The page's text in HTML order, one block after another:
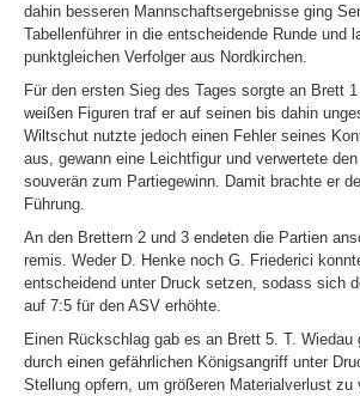
dahin besseren Mannschaftsergebnisse ging
Tabellenführer in die entscheidende Runde und
punktgleichen Verfolger aus Nordkirchen.
Für den ersten Sieg des Tages sorgte an Brett
weißen Figuren traf er auf seinen bis dahin
Wiltschut nutzte jedoch einen Fehler seines
aus, gewann eine Leichtfigur und verwertete den
souverän zum Partiegewinn. Damit brachte er
Führung.
An den Brettern 2 und 3 endeten die Partien
remis. Weder D. Henke noch G. Friederici
entscheidend unter Druck setzen, sodass sich
auf 7:5 für den ASV erhöhte.
Einen Rückschlag gab es an Brett 5. T. Wiedau
durch einen gefährlichen Königsangriff unter
Stellung opfern, um größeren Materialverlust zu